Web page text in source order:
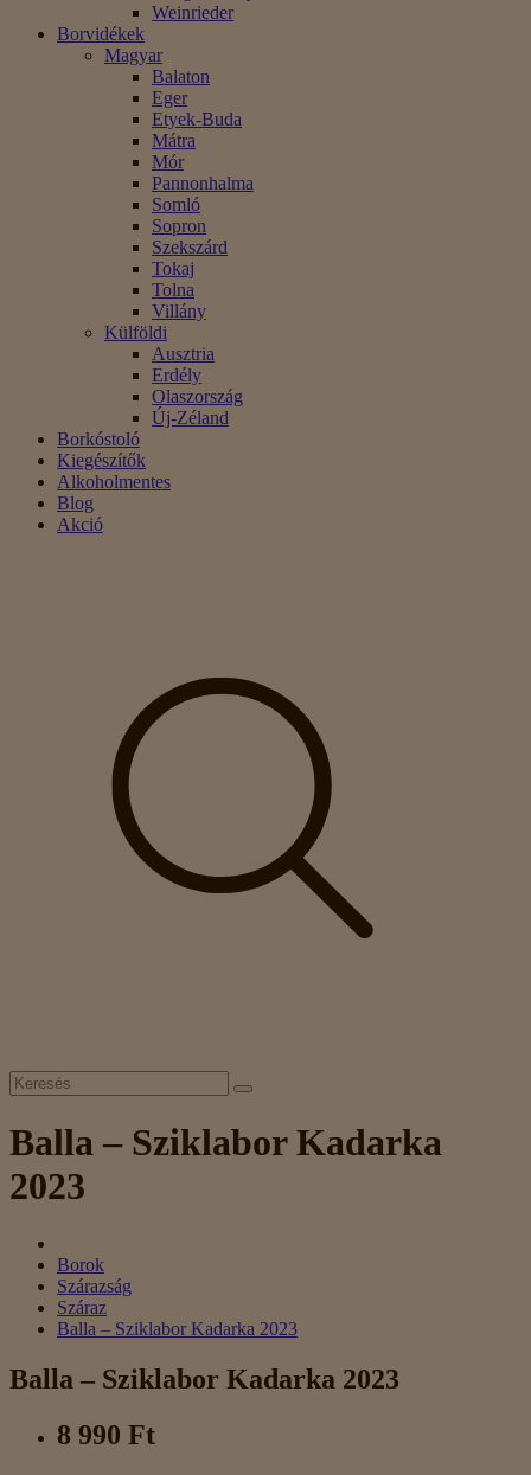
Weinrieder
Borvidékek
Magyar
Balaton
Eger
Etyek-Buda
Mátra
Mór
Pannonhalma
Somló
Sopron
Szekszárd
Tokaj
Tolna
Villány
Külföldi
Ausztria
Erdély
Olaszország
Új-Zéland
Borkóstoló
Kiegészítők
Alkoholmentes
Blog
Akció
Balla – Sziklabor Kadarka
2023
Borok
Szárazság
Száraz
Balla – Sziklabor Kadarka 2023
Balla – Sziklabor Kadarka 2023
8 990 Ft